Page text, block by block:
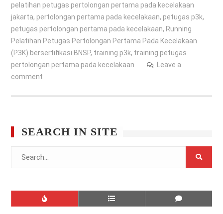
pelatihan petugas pertolongan pertama pada kecelakaan
jakarta, pertolongan pertama pada kecelakaan, petugas p3k,
petugas pertolongan pertama pada kecelakaan, Running
Pelatihan Petugas Pertolongan Pertama Pada Kecelakaan
(P3K) bersertifikasi BNSP, training p3k, training petugas
pertolongan pertama pada kecelakaan
Leave a
comment
SEARCH IN SITE